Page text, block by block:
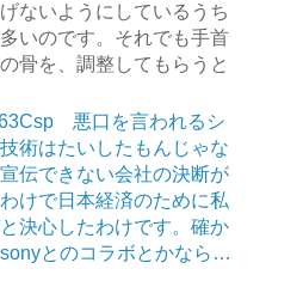
ないようにしているうち
いのです。それでも手首
骨を、調整してもらうと
悪口を言われるシ
術はたいしたもんじゃな
伝できない会社の決断が
けで日本経済のために私
決心したわけです。確か
とのコラボとかなら…